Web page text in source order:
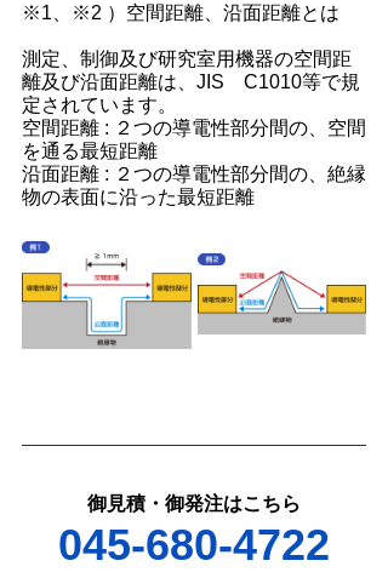
※1、※2 ）空間距離、沿面距離とは
測定、制御及び研究室用機器の空間距
離及び沿面距離は、JIS　C1010等で規
定されています。
空間距離 : ２つの導電性部分間の、空間
を通る最短距離
沿面距離 : ２つの導電性部分間の、絶縁
物の表面に沿った最短距離
御見積・御発注はこちら
045-680-4722